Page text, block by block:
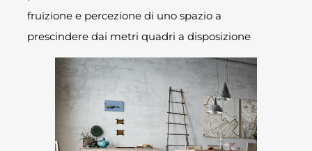
fruizione e percezione di uno spazio a
prescindere dai metri quadri a disposizione